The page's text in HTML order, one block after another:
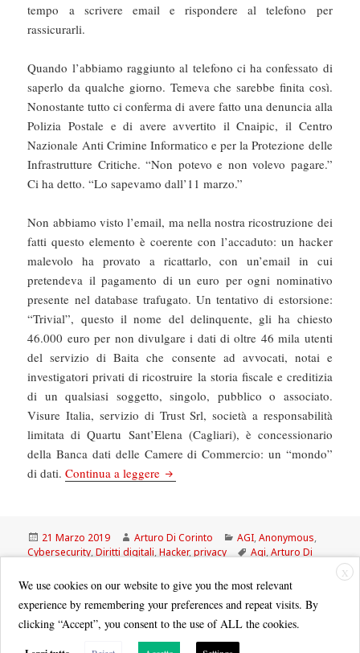
tempo a scrivere email e rispondere al telefono per
rassicurarli.
Quando l’abbiamo raggiunto al telefono ci ha confessato di
saperlo da qualche giorno. Temeva che sarebbe finita così.
Nonostante tutto ci conferma di avere fatto una denuncia alla
Polizia Postale e di avere avvertito il Cnaipic, il Centro
Nazionale Anti Crimine Informatico e per la Protezione delle
Infrastrutture Critiche. “Non potevo e non volevo pagare.”
Ci ha detto. “Lo sapevamo dall’11 marzo.”
Non abbiamo visto l’email, ma nella nostra ricostruzione dei
fatti questo elemento è coerente con l’accaduto: un hacker
malevolo ha provato a ricattarlo, con un’email in cui
pretendeva il pagamento di un euro per ogni nominativo
presente nel database trafugato. Un tentativo di estorsione:
“Trivial”, questo il nome del delinquente, gli ha chiesto
46.000 euro per non divulgare i dati di oltre 46 mila utenti
del servizio di Baita che consente ad avvocati, notai e
investigatori privati di ricostruire la storia fiscale e creditizia
di un qualsiasi soggetto, singolo, pubblico o associato.
Visure Italia, servizio di Trust Srl, società a responsabilità
limitata di Quartu Sant’Elena (Cagliari), è concessionario
della Banca dati delle Camere di Commercio: un “mondo”
di dati.Continua a leggere AGI: Il ricatto dell’hacker: 46 mila
Scritto
il
21 Marzo 2019 Autore
Arturo Di Corinto Categorie
AGI,Anonymous,
Cybersecurity,Diritti digitali,Hacker,privacy Tag
Agi,Arturo Di
X
We use cookies on our website to give you the most relevant
experience by remembering your preferences and repeat visits. By
clicking “Accept”, you consent to the use of ALL the cookies.